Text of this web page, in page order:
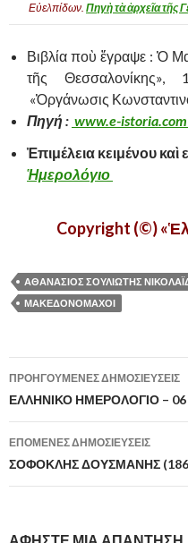
Εὐελπίδων. Πηγὴ τὰ ἀρχεῖα τῆς
Βιβλία ποὺ ἔγραψε : Ὁ
τῆς Θεσσαλονίκης»,
«Ὁργάνωσις
Πηγή : www.e-istoria.com
Ἐπιμέλεια κειμένου καὶ
Ἡμερολόγιο
Copyright (©)
ΑΘΑΝΑΣΙΟΣ ΣΟΥΛΙΩΤΗΣ
ΜΑΚΕΔΟΝΟΜΑΧΟΙ
Πλοήγηση
άρθρων
ΠΡΟΗΓΟΎΜΕΝΕΣ ΔΗΜΟΣΙΕΎΣΕΙΣ
ΕΛΛΗΝΙΚΟ ΗΜΕΡΟΛΟΓΙΟ –
ΕΠΌΜΕΝΕΣ ΔΗΜΟΣΙΕΎΣΕΙΣ
ΣΟΦΟΚΛΗΣ ΔΟΥΣΜΑΝΗΣ